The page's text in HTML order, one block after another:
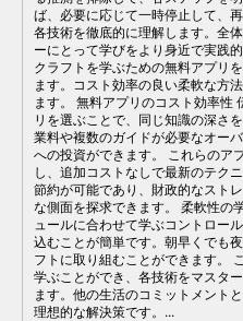
ば、必要に応じて一時停止して、
各技術を徹底的に理解します。全
ーにとって学びをより身近で実践
クラフトを学ぶための無料アプリ
ます。コスト効率の良い柔軟な方
ます。 無料アプリのコスト効率性
リを選ぶことで、同じ知識の深さ
業料や複数のガイドが必要なオー
への投資ができます。 これらのア
し、追加コストなしで最新のテク
節約が可能であり、財政的なスト
な側面を探求できます。 柔軟性の
ュールに合わせて学ぶコントロー
込むことが簡単です。朝早くでも
フトに取り組むことができます。
学ぶことができ、各技術をマスタ
ます。他の生活のコミットメント
理想的な解決策です。...